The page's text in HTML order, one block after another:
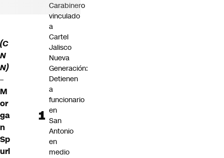
(C
N
N)
–
M
or
ga
n
Sp
url
Carabinero
vinculado
a
Cartel
Jalisco
Nueva
Generación:
Detienen
a
funcionario
en
San
Antonio
en
medio